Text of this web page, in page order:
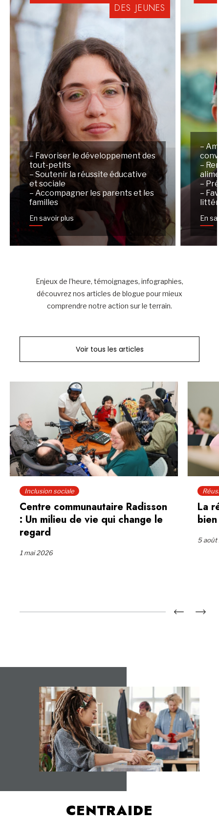
DES JEUNES
– Favoriser le développement des
tout-petits
– Soutenir la réussite éducative
et sociale
– Accompagner les parents et les
familles
En savoir plus
–
–
–
–
En
Enjeux de l’heure, témoignages, infographies,
découvrez nos articles de blogue pour mieux
comprendre notre action sur le terrain.
Voir tous les articles
Inclusion sociale
Centre communautaire Radisson
: Un milieu de vie qui change le
regard
1 mai 2026
La
5 août
CENTRAIDE